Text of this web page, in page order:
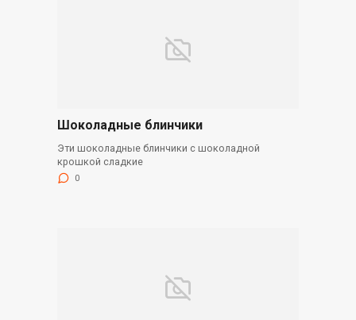
Шоколадные блинчики
Эти шоколадные блинчики с шоколадной
крошкой сладкие
0